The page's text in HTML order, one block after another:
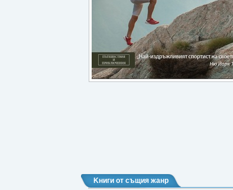
Kниги от същия жанр